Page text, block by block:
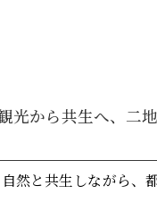
光から共生へ、二
然と共生しながら、